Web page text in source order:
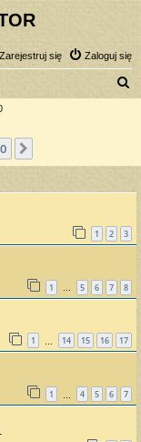
Zaloguj się
Zarejestruj się
a
j
1 2 3
1 … 5 6 7 8
1 14 15 16 17
1 4 5 6 7